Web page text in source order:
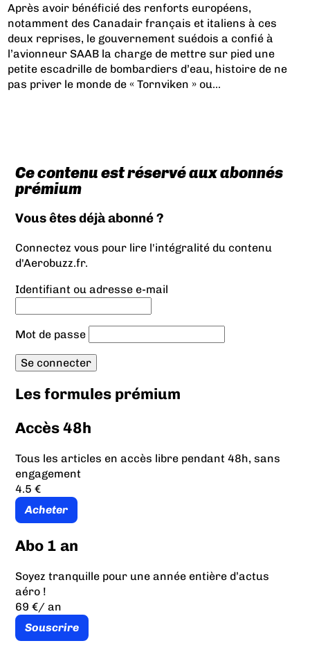
Après avoir bénéficié des renforts européens,
notamment des Canadair français et italiens à ces
deux reprises, le gouvernement suédois a confié à
l’avionneur SAAB la charge de mettre sur pied une
petite escadrille de bombardiers d’eau, histoire de ne
pas priver le monde de « Tornviken » ou...
Ce contenu est réservé aux abonnés
prémium
Vous êtes déjà abonné ?
Connectez vous pour lire l'intégralité du contenu
d'Aerobuzz.fr.
Identifiant ou adresse e-mail
Mot de passe
Les formules prémium
Accès 48h
Tous les articles en accès libre pendant 48h, sans
engagement
4.5 €
Acheter
Abo 1 an
Soyez tranquille pour une année entière d’actus
aéro !
69 €/ an
Souscrire